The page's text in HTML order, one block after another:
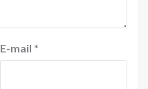
E-mail *